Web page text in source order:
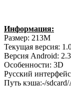
Информация:
Размер: 213M
Текущая версия:
Версия Android:
Особенности: 3D
Русский
Путь кэша:-/